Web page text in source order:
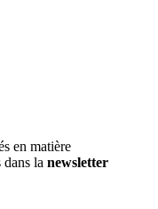
en matière
la newsletter